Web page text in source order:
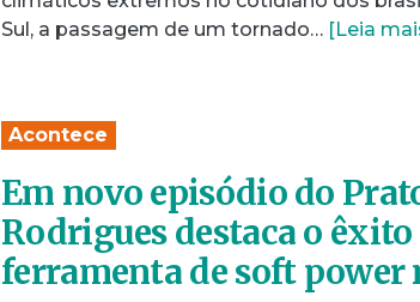
Sul, a passagem de um tornado… [Leia
Acontece
Em novo episódio do
Rodrigues destaca o
ferramenta de soft power